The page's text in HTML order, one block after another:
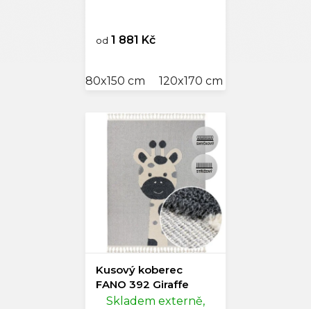
od 1 881 Kč
80x150 cm 120x170 cm
Kusový koberec
FANO 392 Giraffe
Skladem externě,